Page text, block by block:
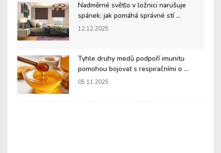
Nadměrné světlo v ložnici narušuje
spánek: jak pomáhá správné stí ...
12.12.2025
Tyhle druhy medů podpoří imunitu
pomohou bojovat s respiračními o ...
05.11.2025